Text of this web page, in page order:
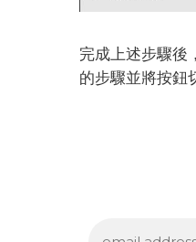
完成上述步驟後
的步驟並將按鈕